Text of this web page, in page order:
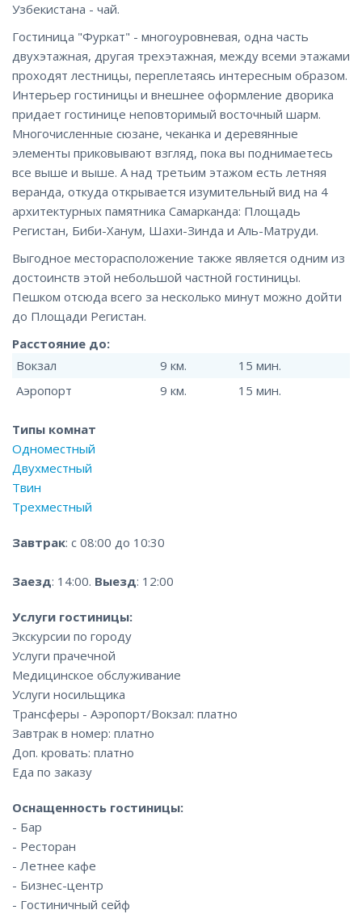
Узбекистана - чай.
Гостиница "Фуркат" - многоуровневая, одна часть
двухэтажная, другая трехэтажная, между всеми этажами
проходят лестницы, переплетаясь интересным образом.
Интерьер гостиницы и внешнее оформление дворика
придает гостинице неповторимый восточный шарм.
Многочисленные сюзане, чеканка и деревянные
элементы приковывают взгляд, пока вы поднимаетесь
все выше и выше. А над третьим этажом есть летняя
веранда, откуда открывается изумительный вид на 4
архитектурных памятника Самарканда: Площадь
Регистан, Биби-Ханум, Шахи-Зинда и Аль-Матруди.
Выгодное месторасположение также является одним из
достоинств этой небольшой частной гостиницы.
Пешком отсюда всего за несколько минут можно дойти
до Площади Регистан.
Расстояние до:
Вокзал
9 км.
15 мин.
Аэропорт
9 км. 15 мин.
Типы комнат
Одноместный
Двухместный
Твин
Трехместный
Завтрак: с 08:00 до 10:30
Заезд: 14:00. Выезд: 12:00
Услуги гостиницы:
Экскурсии по городу
Услуги прачечной
Медицинское обслуживание
Услуги носильщика
Трансферы - Аэропорт/Вокзал: платно
Завтрак в номер: платно
Доп. кровать: платно
Еда по заказу
Оснащенность гостиницы:
- Бар
- Ресторан
- Летнее кафе
- Бизнес-центр
- Гостиничный сейф